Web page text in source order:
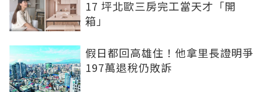
17 坪北歐三房完工當天才「開
箱」
假日都回高雄住！他拿里長證明爭
197萬退稅仍敗訴